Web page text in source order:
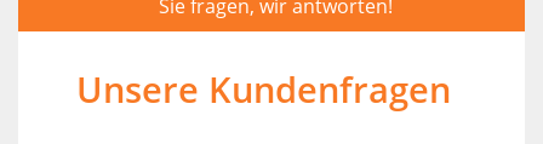
Sie fragen, wir antworten!
Unsere Kundenfragen